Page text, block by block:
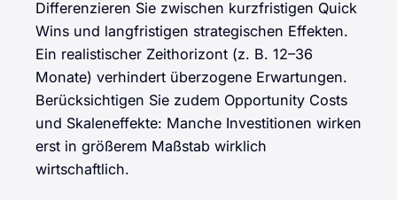
Differenzieren Sie zwischen kurzfristigen Quick
Wins und langfristigen strategischen Effekten.
Ein realistischer Zeithorizont (z. B. 12–36
Monate) verhindert überzogene Erwartungen.
Berücksichtigen Sie zudem Opportunity Costs
und Skaleneffekte: Manche Investitionen wirken
erst in größerem Maßstab wirklich
wirtschaftlich.